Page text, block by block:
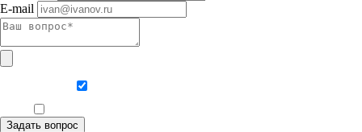
E-mail
Задать вопрос